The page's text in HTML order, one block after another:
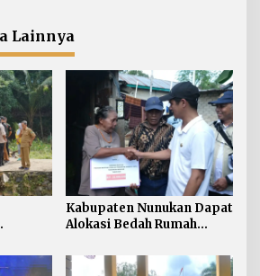
Lainnya
Kabupaten Nunukan Dapat
Alokasi Bedah Rumah
916 Unit